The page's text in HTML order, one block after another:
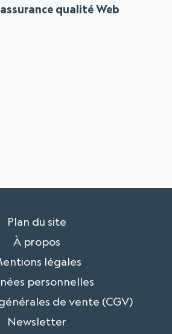
qualité Web
Plan du site
À propos
légales
personnelles
de vente (CGV)
Newsletter